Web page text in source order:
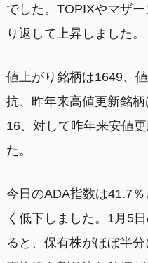
でした。TOPIXやマザ
り返して上昇しました。
値上がり銘柄は1649、
抗、昨年来高値更新銘
16、対して昨年来安値
た。
今日のADA指数は41.7
く低下しました。1月5
ると、保有株がほぼ半